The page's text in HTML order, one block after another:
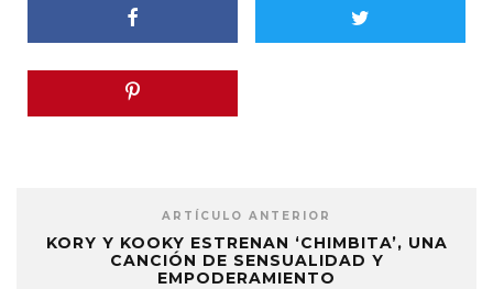
ARTÍCULO ANTERIOR
KORY Y KOOKY ESTRENAN ‘CHIMBITA’, UNA
CANCIÓN DE SENSUALIDAD Y
EMPODERAMIENTO